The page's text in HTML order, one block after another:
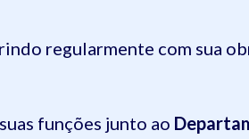
regularmente com sua
funções junto ao